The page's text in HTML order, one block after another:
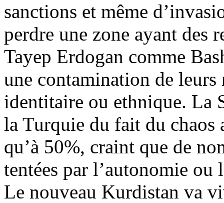
sanctions et même
perdre une zone ayant des
Tayep Erdogan comme
une contamination de
identitaire ou ethnique. La
la Turquie du fait du chaos
qu’à 50%, craint que de
tentées par l’autonomie ou
Le nouveau Kurdistan va